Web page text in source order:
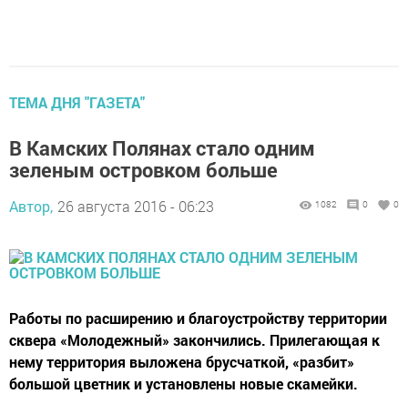
ТЕМА ДНЯ "ГАЗЕТА"
В Камских Полянах стало одним
зеленым островком больше
Автор, 26 августа 2016 - 06:23 1082 0 0
Работы по расширению и благоустройству территории
сквера «Молодежный» закончились. Прилегающая к
нему территория выложена брусчаткой, «разбит»
большой цветник и установлены новые скамейки.